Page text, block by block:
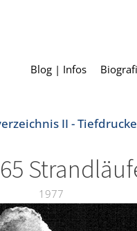
Blog | Infos
II - Tiefdrucke
1977